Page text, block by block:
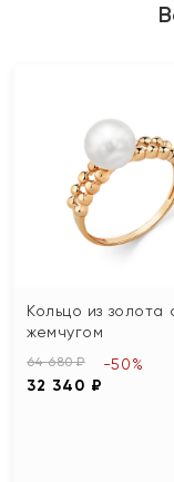
Кольцо из золота
жемчугом
64 680 ₽
32 340 ₽
-50%